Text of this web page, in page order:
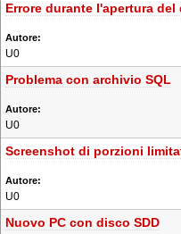
Errore durante l'apertura del
U0
Problema con archivio SQL
U0
Screenshot di porzioni
U0
Nuovo PC con disco SDD